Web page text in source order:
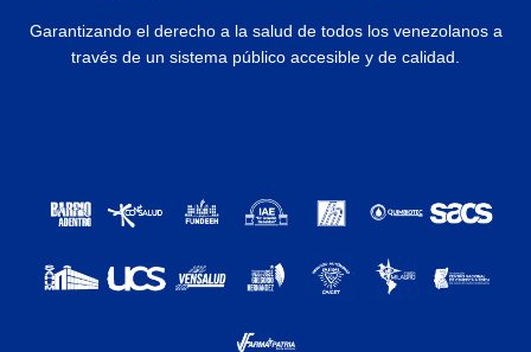
Garantizando el derecho a la salud de todos los venezolanos a
través de un sistema público accesible y de calidad.